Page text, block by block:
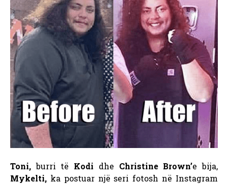
Toni, burri të Kodi dhe Christine Brown’e bija,
Mykelti, ka postuar një seri fotosh në Instagram